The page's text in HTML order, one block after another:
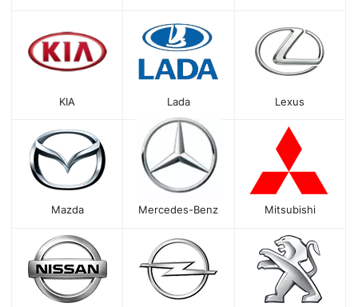
KIA Lada Lexus
Mazda Mercedes-Benz Mitsubishi